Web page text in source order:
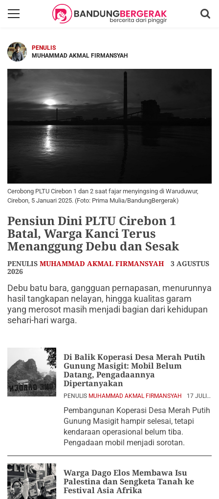
PENULIS
MUHAMMAD AKMAL FIRMANSYAH
Cerobong PLTU Cirebon 1 dan 2 saat fajar menyingsing di Waruduwur,
Cirebon, 5 Januari 2025. (Foto: Prima Mulia/BandungBergerak)
Pensiun Dini PLTU Cirebon 1
Batal, Warga Kanci Terus
Menanggung Debu dan Sesak
PENULIS MUHAMMAD AKMAL FIRMANSYAH
3 AGUSTUS
2026
Debu batu bara, gangguan pernapasan, menurunnya
hasil tangkapan nelayan, hingga kualitas garam
yang merosot masih menjadi bagian dari kehidupan
sehari-hari warga.
Di Balik Koperasi Desa Merah Putih
Gunung Masigit: Mobil Belum
Datang, Pengadaannya
Dipertanyakan
PENULIS MUHAMMAD AKMAL FIRMANSYAH
17 JULI
Pembangunan Koperasi Desa Merah Putih
Gunung Masigit hampir selesai, tetapi
kendaraan operasional belum tiba.
Pengadaan mobil menjadi sorotan.
Warga Dago Elos Membawa Isu
Palestina dan Sengketa Tanah ke
Festival Asia Afrika